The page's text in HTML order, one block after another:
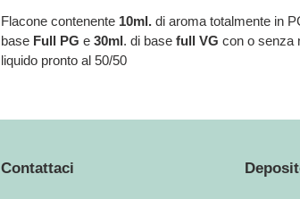
Flacone contenente 10ml. di aroma totalmente in
base Full PG e 30ml. di base full VG con o senza
liquido pronto al 50/50
Contattaci